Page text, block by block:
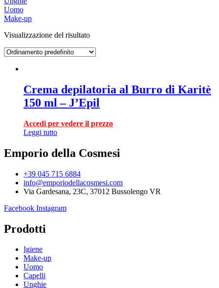
Uomo
Make-up
Visualizzazione del risultato
Crema depilatoria al Burro di Karitè
150 ml – J’Epil
Accedi per vedere il prezzo
Leggi tutto
Emporio della Cosmesi
+39 045 715 6884
info@emporiodellacosmesi.com
Via Gardesana, 23C, 37012 Bussolengo VR
Facebook Instagram
Prodotti
Igiene
Make-up
Uomo
Capelli
Unghie